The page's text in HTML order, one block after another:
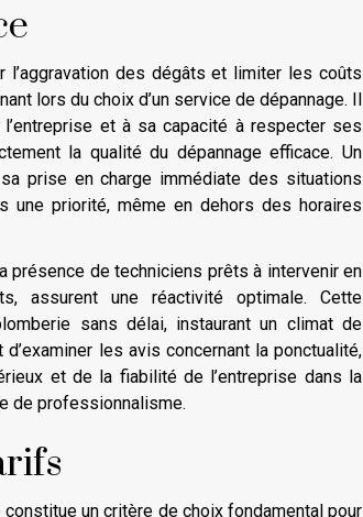
l’aggravation des dégâts et limiter les coûts
lors du choix d’un service de dépannage. Il
et à sa capacité à respecter ses
la qualité du dépannage efficace. Un
prise en charge immédiate des situations
une priorité, même en dehors des horaires
de techniciens prêts à intervenir en
assurent une réactivité optimale. Cette
sans délai, instaurant un climat de
les avis concernant la ponctualité,
et de la fiabilité de l’entreprise dans la
de professionnalisme.
un critère de choix fondamental pour